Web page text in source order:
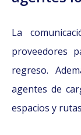
La
proveedores
regreso.
agentes de
espacios y